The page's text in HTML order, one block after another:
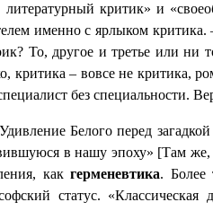
литературный критик» и
именно с ярлыком
То, другое и третье или ни
критика – вовсе не критика,
без специальности.
Удивление Белого перед
в нашу эпоху» [Там
как герменевтика. Более
статус.